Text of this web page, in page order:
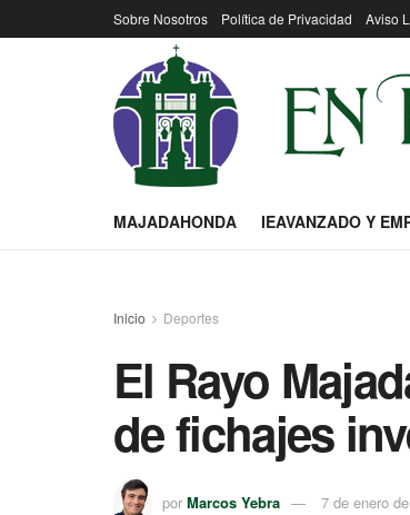
Sobre Nosotros Política de Privacidad Aviso
MAJADAHONDA IEAVANZADO Y
Inicio Deportes
El Rayo
de fichajes
por Marcos Yebra 7 de enero